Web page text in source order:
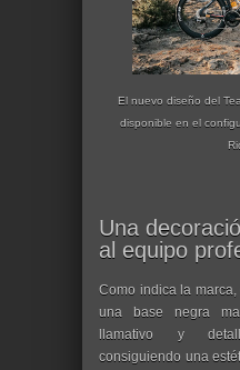
El nuevo diseño del
disponible en el
Una
al equipo
Como indica la
una base negra
llamativo y
consiguiendo una